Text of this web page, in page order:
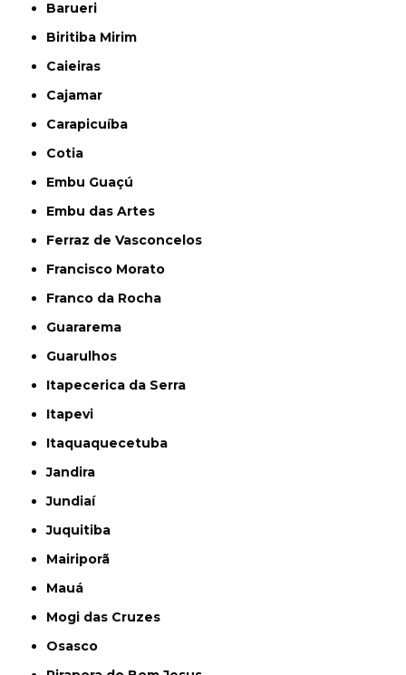
Barueri
Biritiba Mirim
Caieiras
Cajamar
Carapicuíba
Cotia
Embu Guaçú
Embu das Artes
Ferraz de Vasconcelos
Francisco Morato
Franco da Rocha
Guararema
Guarulhos
Itapecerica da Serra
Itapevi
Itaquaquecetuba
Jandira
Jundiaí
Juquitiba
Mairiporã
Mauá
Mogi das Cruzes
Osasco